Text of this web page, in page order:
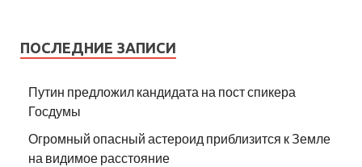
ПОСЛЕДНИЕ ЗАПИСИ
Путин предложил кандидата на пост спикера
Госдумы
Огромный опасный астероид приблизится к Земле
на видимое расстояние